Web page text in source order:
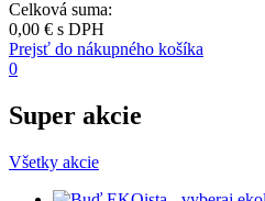
Celková suma:
0,00 € s DPH
Prejsť do nákupného košíka
0
Super akcie
Všetky akcie